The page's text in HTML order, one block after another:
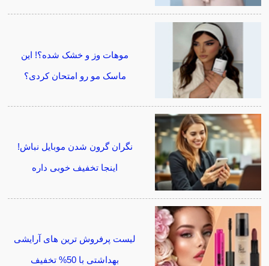
موهات وز و خشک شده؟! این
ماسک مو رو امتحان کردی؟
نگران گرون شدن موبایل نباش!
اینجا تخفیف خوبی داره
لیست پرفروش ترین های آرایشی
بهداشتی با 50% تخفیف